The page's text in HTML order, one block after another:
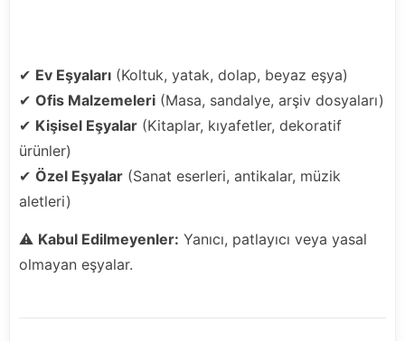
✔ Ev Eşyaları (Koltuk, yatak, dolap, beyaz eşya)
✔ Ofis Malzemeleri (Masa, sandalye, arşiv dosyaları)
✔ Kişisel Eşyalar (Kitaplar, kıyafetler, dekoratif
ürünler)
✔ Özel Eşyalar (Sanat eserleri, antikalar, müzik
aletleri)
⚠ Kabul Edilmeyenler: Yanıcı, patlayıcı veya yasal
olmayan eşyalar.